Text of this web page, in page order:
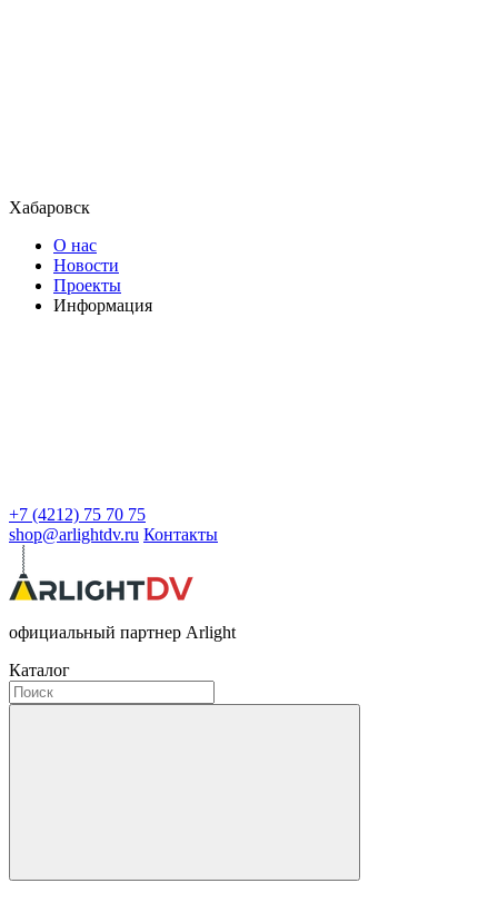
Хабаровск
О нас
Новости
Проекты
Информация
+7 (4212) 75 70 75
shop@arlightdv.ru Контакты
официальный партнер Arlight
Каталог